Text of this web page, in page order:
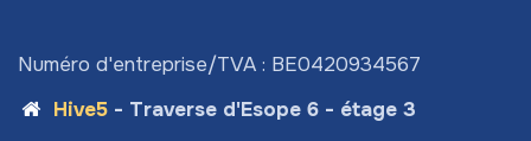
Numéro d'entreprise/TVA : BE0420934567
Hive5- Traverse d'Esope 6 - étage 3